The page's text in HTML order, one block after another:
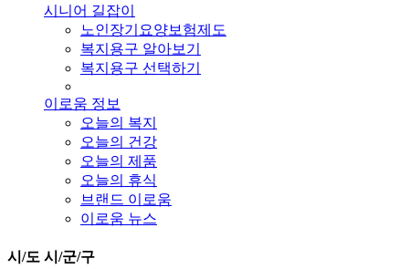
시니어 길잡이
노인장기요양보험제도
복지용구 알아보기
복지용구 선택하기
이로움 정보
오늘의 복지
오늘의 건강
오늘의 제품
오늘의 휴식
브랜드 이로움
이로움 뉴스
시/도 시/군/구